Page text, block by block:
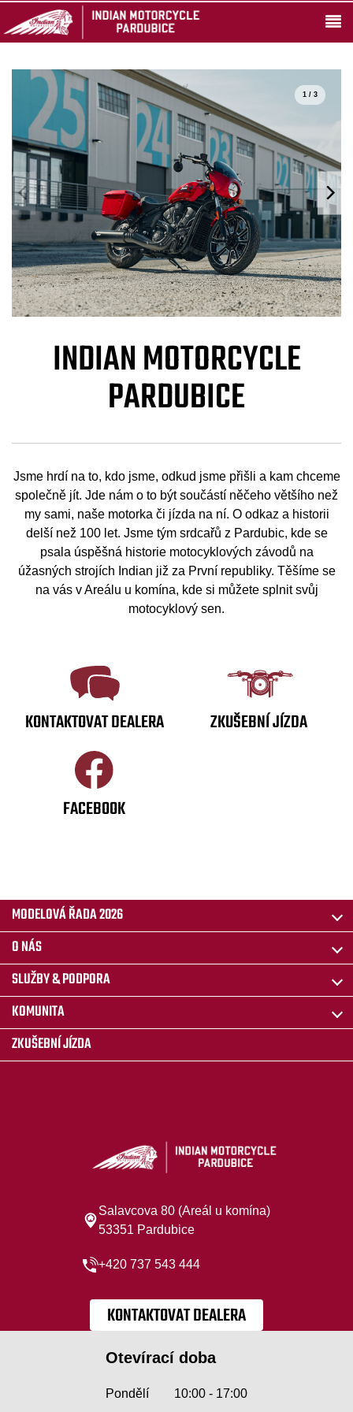
1 / 3
INDIAN MOTORCYCLE
PARDUBICE
Jsme hrdí na to, kdo jsme, odkud jsme přišli a kam chceme
společně jít. Jde nám o to být součástí něčeho většího než
my sami, naše motorka či jízda na ní. O odkaz a historii
delší než 100 let. Jsme tým srdcařů z Pardubic, kde se
psala úspěšná historie motocyklových závodů na
úžasných strojích Indian již za První republiky. Těšíme se
na vás v Areálu u komína, kde si můžete splnit svůj
motocyklový sen.
KONTAKTOVAT DEALERA ZKUŠEBNÍ JÍZDA
FACEBOOK
MODELOVÁ ŘADA 2026
O NÁS
SLUŽBY & PODPORA
KOMUNITA
ZKUŠEBNÍ JÍZDA
Salavcova 80 (Areál u komína)
53351 Pardubice
+420 737 543 444
KONTAKTOVAT DEALERA
Otevírací doba
Pondělí 10:00 - 17:00